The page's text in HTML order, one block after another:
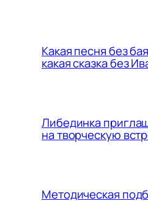
Какая песня без
какая сказка без
Либединка
на творческую
Методическая